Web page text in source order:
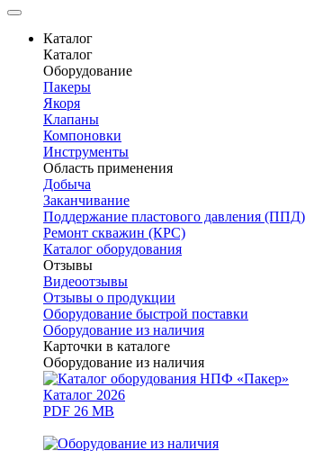
Каталог
Каталог
Оборудование
Пакеры
Якоря
Клапаны
Компоновки
Инструменты
Область применения
Добыча
Заканчивание
Поддержание пластового давления (ППД)
Ремонт скважин (КРС)
Каталог оборудования
Отзывы
Видеоотзывы
Отзывы о продукции
Оборудование быстрой поставки
Оборудование из наличия
Карточки в каталоге
Оборудование из наличия
Каталог 2026
PDF 26 MB